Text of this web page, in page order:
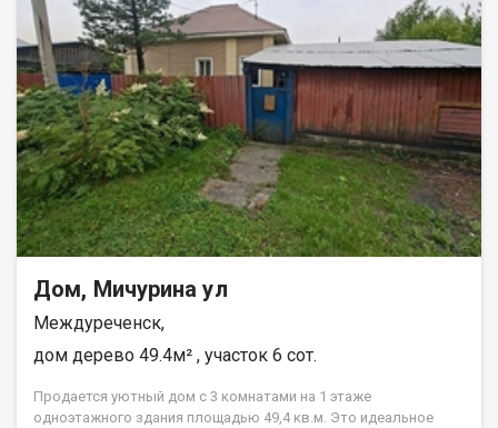
стоит, что благоприятствует ранней высадки огорода. Не
упустите уникальный шанс стать счастливыми обладателями
этого прекрасного дома! Звоните прямо сейчас, чтобы узнать
больше информации и организовать просмотр объекта. Мы
готовы ответить на все ваши вопросы и помочь вам сделать
правильный выбор в покупке жилья. Не отказывайте себе в
возможности жить в уютном и комфортабельном доме,
который станет идеальным местом для вашей семьи.
Покупка недвижимости - это серьезный шаг, и мы готовы
сделать его максимально легким и комфортным для вас.
Приходите к нам и убедитесь сами в преимуществах этого
замечательного предложения! Назовите при звонке данный
Дом, Мичурина ул
Междуреченск,
дом дерево 49.4м² , участок 6 сот.
Продается уютный дом с 3 комнатами на 1 этаже
одноэтажного здания площадью 49,4 кв.м. Это идеальное